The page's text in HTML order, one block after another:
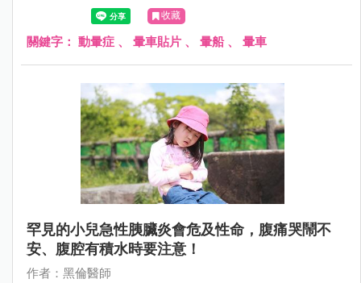
收藏
關鍵字： 動暈症 、 暈車貼片 、 暈船、 暈車
罕見的小兒急性胰臟炎會危及性命，腹痛哭鬧不
安、腹腔有積水時要注意！
作者：黑倫醫師